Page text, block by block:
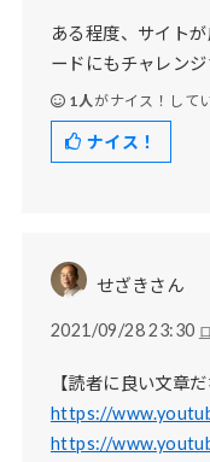
ある程度、サイト
ードにもチャレンジ
1人がナイス！して
ナイス！
せざきさん
2021/09/28 23:30
【読者に良い文章
https://
https://